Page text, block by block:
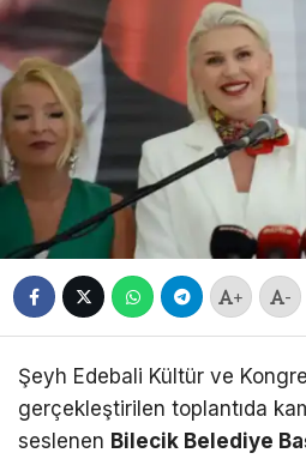
+ -
Şeyh Edebali Kültür ve
gerçekleştirilen toplantıda
seslenen Bilecik Belediye